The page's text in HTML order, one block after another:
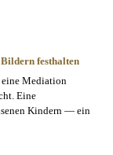
festhalten
Mediation
Eine
Kindern — ein